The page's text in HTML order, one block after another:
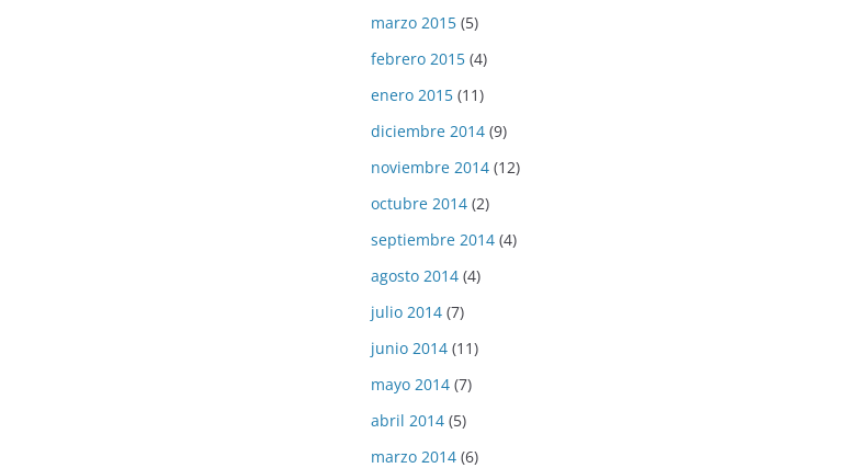
marzo 2015 (5)
febrero 2015 (4)
enero 2015 (11)
diciembre 2014 (9)
noviembre 2014 (12)
octubre 2014 (2)
septiembre 2014 (4)
agosto 2014 (4)
julio 2014 (7)
junio 2014 (11)
mayo 2014 (7)
abril 2014 (5)
marzo 2014 (6)